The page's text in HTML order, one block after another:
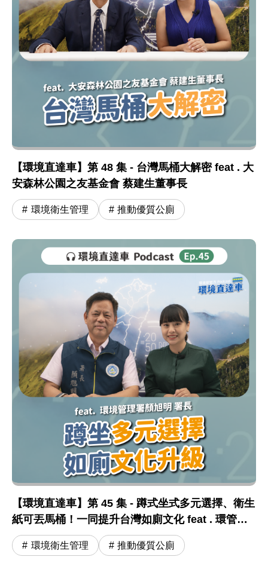
【環境直達車】第 48 集 - 台灣馬桶大解密 feat . 大
安森林公園之友基金會 蔡建生董事長
環境衛生管理 推動優質公廁
【環境直達車】第 45 集 - 蹲式坐式多元選擇、衛生
紙可丟馬桶！一同提升台灣如廁文化 feat . 環管署
顏旭明署長
環境衛生管理 推動優質公廁